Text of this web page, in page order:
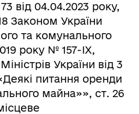
від 04.04.2023 року,
Законом України
та комунального
року № 157-IX,
України від 3
питання оренди
майна»», ст. 26